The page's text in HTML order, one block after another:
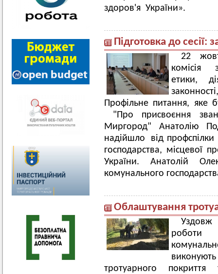
здоров'я України».
Підготовка до сесії:
22
комісія
етики,
Профільне питання, яке
"Про присвоєння
Миргород" Анатолію
надійшло від
господарства, місцевої
України. Анатолій
комунального
Облаштування
роботи
тротуарного